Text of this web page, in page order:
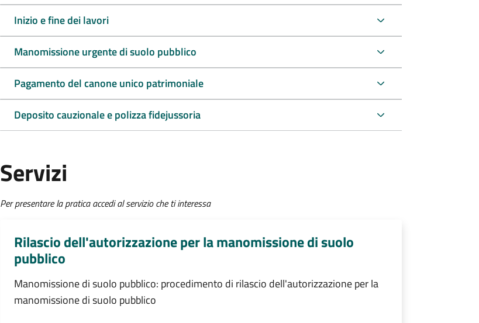
Inizio e fine dei lavori
Manomissione urgente di suolo pubblico
Pagamento del canone unico patrimoniale
Deposito cauzionale e polizza fidejussoria
Servizi
Per presentare la pratica accedi al servizio che ti interessa
Rilascio dell'autorizzazione per la manomissione di suolo
pubblico
Manomissione di suolo pubblico: procedimento di rilascio dell'autorizzazione per la
manomissione di suolo pubblico